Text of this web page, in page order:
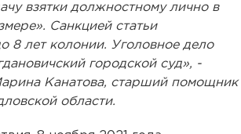
взятки должностному лично в
Санкцией статьи
8 лет колонии. Уголовное дело
городской суд», -
Канатова, старший помощник
области.